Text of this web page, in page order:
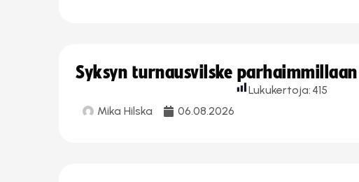
Syksyn turnausvilske
Mika Hilska 06.08.2026
Lukukertoja: 415